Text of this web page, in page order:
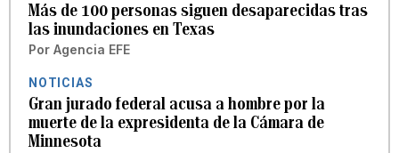
Más de 100 personas siguen desaparecidas tras
las inundaciones en Texas
Por Agencia EFE
NOTICIAS
Gran jurado federal acusa a hombre por la
muerte de la expresidenta de la Cámara de
Minnesota